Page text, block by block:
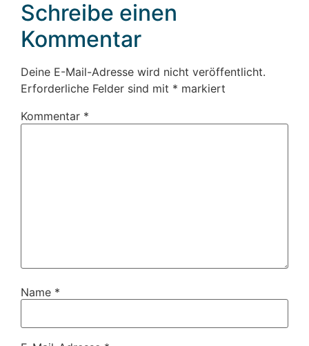
Schreibe einen
Kommentar
Deine E-Mail-Adresse wird nicht veröffentlicht.
Erforderliche Felder sind mit * markiert
Kommentar *
Name *